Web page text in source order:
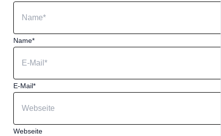
Name*
E-Mail*
Webseite